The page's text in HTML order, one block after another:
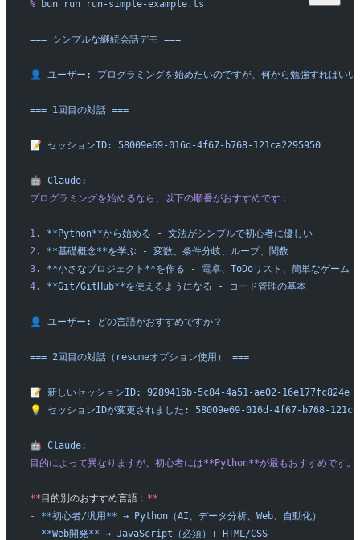
% bun run run-simple-example.ts
=== シンプルな継続会話デモ ===
👤 ユーザー: プログラミングを始めたいのですが、何から勉強すればいい
=== 1回目の対話 ===
📝 セッションID: 58009e69-016d-4f67-b768-121ca2295950
🤖 Claude:
プログラミングを始めるなら、以下の順番がおすすめです：
1. **Python**から始める - 文法がシンプルで初心者に優しい
2.
**基礎概念**を学ぶ - 変数、条件分岐、ループ、関数
3.
**小さなプロジェクト **を作る - 電卓、ToDoリスト、簡単なゲーム
4.
**Git/GitHub**を使えるようになる - コード管理の基本
👤 ユーザー: どの言語がおすすめですか？
=== 2回目の対話（resumeオプション使用） ===
📝 新しいセッションID:
9289416b-5c84-4a51-ae02-16e177fc824e
💡
セッションIDが変更されました: 58009e69-016d-4f67-b768-
🤖 Claude:
目的によって異なりますが、初心者には**Python**が最もおすすめです。
**目的別のおすすめ言語： **
- **初心者/汎用** → Python（AI、データ分析、Web、自動化）
- **Web開発** → JavaScript（必須）+ HTML/CSS